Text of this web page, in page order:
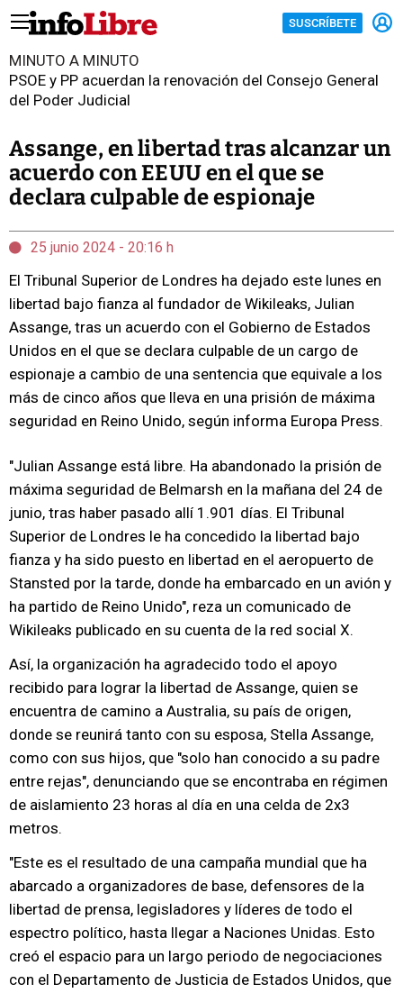
SUSCRÍBETE
MINUTO A MINUTO
PSOE y PP acuerdan la renovación del Consejo General
del Poder Judicial
Assange, en libertad tras alcanzar un
acuerdo con EEUU en el que se
declara culpable de espionaje
25 junio 2024 - 20:16 h
El Tribunal Superior de Londres ha dejado este lunes en
libertad bajo fianza al fundador de Wikileaks, Julian
Assange, tras un acuerdo con el Gobierno de Estados
Unidos en el que se declara culpable de un cargo de
espionaje a cambio de una sentencia que equivale a los
más de cinco años que lleva en una prisión de máxima
seguridad en Reino Unido, según informa Europa Press.
"Julian Assange está libre. Ha abandonado la prisión de
máxima seguridad de Belmarsh en la mañana del 24 de
junio, tras haber pasado allí 1.901 días. El Tribunal
Superior de Londres le ha concedido la libertad bajo
fianza y ha sido puesto en libertad en el aeropuerto de
Stansted por la tarde, donde ha embarcado en un avión y
ha partido de Reino Unido", reza un comunicado de
Wikileaks publicado en su cuenta de la red social X.
Así, la organización ha agradecido todo el apoyo
recibido para lograr la libertad de Assange, quien se
encuentra de camino a Australia, su país de origen,
donde se reunirá tanto con su esposa, Stella Assange,
como con sus hijos, que "solo han conocido a su padre
entre rejas", denunciando que se encontraba en régimen
de aislamiento 23 horas al día en una celda de 2x3
metros.
"Este es el resultado de una campaña mundial que ha
abarcado a organizadores de base, defensores de la
libertad de prensa, legisladores y líderes de todo el
espectro político, hasta llegar a Naciones Unidas. Esto
creó el espacio para un largo periodo de negociaciones
con el Departamento de Justicia de Estados Unidos, que